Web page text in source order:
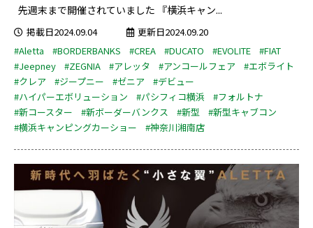
先週末まで開催されていました 『横浜キャン...
掲載日2024.09.04
更新日2024.09.20
#Aletta
#BORDERBANKS #CREA #DUCATO #EVOLITE
#FIAT
#Jeepney
#ZEGNIA #アレッタ #アンコールフェア
#エボライト
#クレア
#ジープニー #ゼニア
#デビュー
#ハイパーエボリューション
#パシフィコ横浜
#フォルトナ
#新コースター
#新ボーダーバンクス #新型
#新型キャブコン
#横浜キャンピングカーショー
#神奈川湘南店